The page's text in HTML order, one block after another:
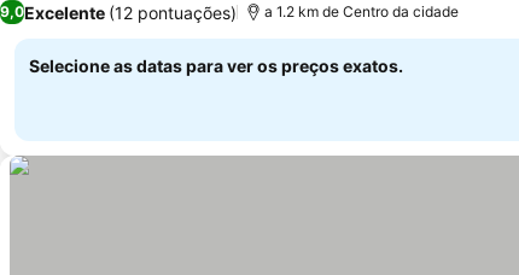
9,0Excelente (12 pontuações) a 1.2 km de Centro da cidade
Selecione as datas para ver os preços exatos.